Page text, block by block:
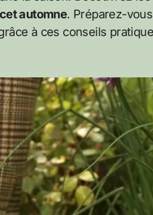
automne. Préparez-vous
à ces conseils